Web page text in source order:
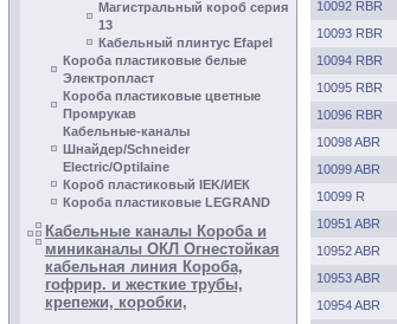
Магистральный короб серия
13
Кабельный плинтус Efapel
Короба пластиковые белые
Электропласт
Короба пластиковые цветные
Промрукав
Кабельные-каналы
Шнайдер/Schneider
Electric/Optilaine
Короб пластиковый IEK/ИЕК
Короба пластиковые LEGRAND
Кабельные каналы Короба и
миниканалы ОКЛ Огнестойкая
кабельная линия Короба,
гофрир. и жесткие трубы,
крепежи, коробки,
10092 RBR
10093 RBR
10094 RBR
10095 RBR
10096 RBR
10098 ABR
10099 ABR
10099 R
10951 ABR
10952 ABR
10953 ABR
10954 ABR